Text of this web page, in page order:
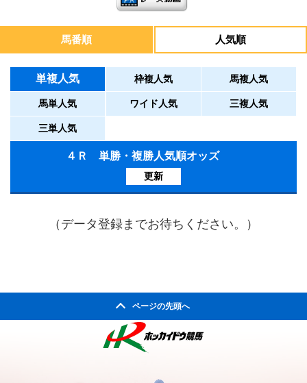
馬番順 人気順
単複人気 枠複人気 馬複人気
馬単人気 ワイド人気 三複人気
三単人気
４Ｒ 単勝・複勝人気順オッズ
更新
（データ登録までお待ちください。）
ページの先頭へ